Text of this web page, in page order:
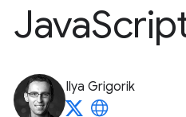
Java
Ilya Grigorik